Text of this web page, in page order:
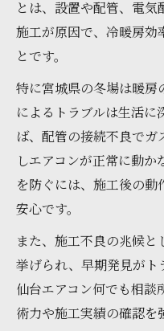
とは、設置や配管、電
施工が原因で、冷暖房効
とです。
特に宮城県の冬場は暖房
によるトラブルは生活に
ば、配管の接続不良で
しエアコンが正常に動
を防ぐには、施工後の動
安心です。
また、施工不良の兆候
挙げられ、早期発見がト
仙台エアコン何でも相
術力や施工実績の確認を